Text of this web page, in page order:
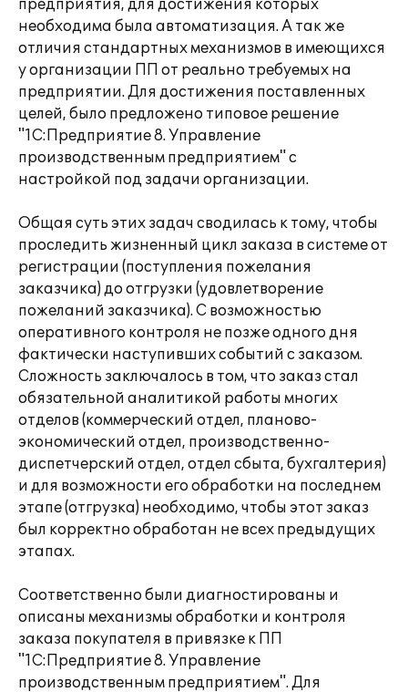
предприятия, для достижения которых
необходима была автоматизация. А так же
отличия стандартных механизмов в имеющихся
у организации ПП от реально требуемых на
предприятии. Для достижения поставленных
целей, было предложено типовое решение
"1С:Предприятие 8. Управление
производственным предприятием" с
настройкой под задачи организации.
Общая суть этих задач сводилась к тому, чтобы
проследить жизненный цикл заказа в системе от
регистрации (поступления пожелания
заказчика) до отгрузки (удовлетворение
пожеланий заказчика). С возможностью
оперативного контроля не позже одного дня
фактически наступивших событий с заказом.
Сложность заключалось в том, что заказ стал
обязательной аналитикой работы многих
отделов (коммерческий отдел, планово-
экономический отдел, производственно-
диспетчерский отдел, отдел сбыта, бухгалтерия)
и для возможности его обработки на последнем
этапе (отгрузка) необходимо, чтобы этот заказ
был корректно обработан не всех предыдущих
этапах.
Соответственно были диагностированы и
описаны механизмы обработки и контроля
заказа покупателя в привязке к ПП
"1С:Предприятие 8. Управление
производственным предприятием". Для